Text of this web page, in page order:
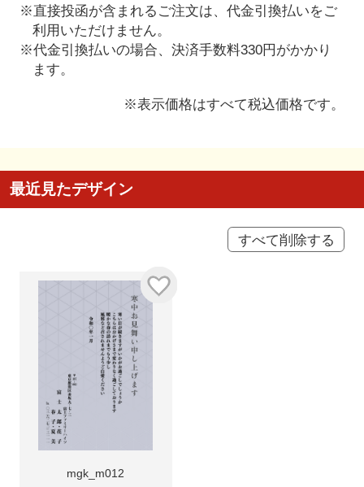
※直接投函が含まれるご注文は、代金引換払いをご
利用いただけません。
※代金引換払いの場合、決済手数料330円がかかり
ます。
※表示価格はすべて税込価格です。
最近見たデザイン
すべて削除する
mgk_m012